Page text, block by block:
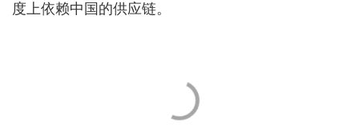
度上依赖中国的供应链。